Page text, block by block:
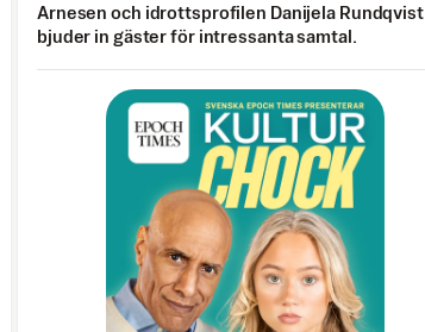
Arnesen och idrottsprofilen Danijela Rundqvist
bjuder in gäster för intressanta samtal.